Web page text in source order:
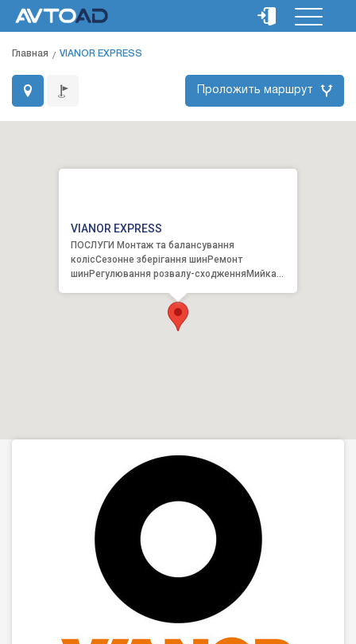
Главная VIANOR EXPRESS
Проложить маршрут
VIANOR EXPRESS
ПОСЛУГИ Монтаж та балансування
колісСезонне зберігання шинРемонт
шинРегулювання розвалу-сходженняМийка